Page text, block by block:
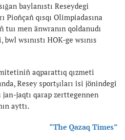
baylanıstı Reseydegi
qısqı Olimpiadasına
tuı men änwranın qoldanudı
wsınıstı HOK-ge wsınıs
aqparattıq qızmeti
Resey sportşıları isi jönindegi
jan-jaqtı qarap zerttegennen
ayttı.
“The Qazaq Times”